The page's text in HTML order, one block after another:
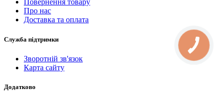
Повернення товару
Про нас
Доставка та оплата
Служба підтримки
Зворотній зв'язок
Карта сайту
Додатково